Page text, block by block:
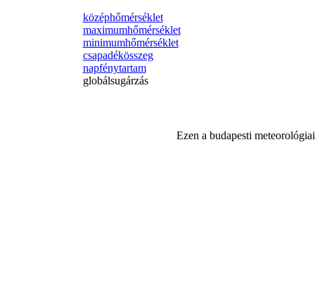
középhőmérséklet
maximumhőmérséklet
minimumhőmérséklet
csapadékösszeg
napfénytartam
globálsugárzás
Ezen a budapesti